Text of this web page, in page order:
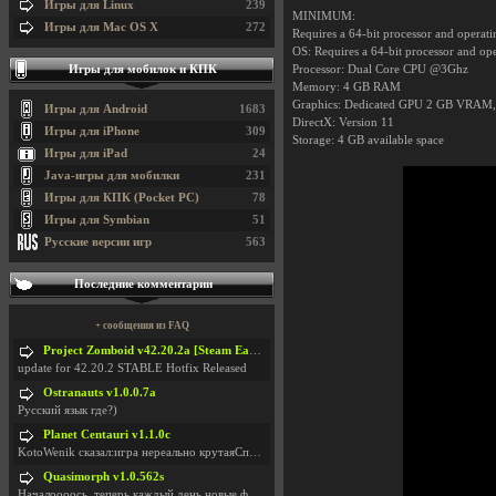
MINIMUM:
Requires a 64-bit processor and
OS: Requires a 64-bit processor and
Processor: Dual Core CPU @3Ghz
Memory: 4 GB RAM
Graphics: Dedicated GPU 2 GB
DirectX: Version 11
Storage: 4 GB available space
239
Игры для Linux
272
Игры для Mac OS X
Игры для мобилок и КПК
1683
Игры для Android
309
Игры для iPhone
24
Игры для iPad
231
Java-игры для мобилки
78
Игры для КПК (Pocket PC)
51
Игры для Symbian
563
Русские версии игр
Последние комментарии
+ сообщения из FAQ
Project Zomboid v42.20.2a [Steam Early Access]
update for 42.20.2 STABLE Hotfix Released
Ostranauts v1.0.0.7a
Русский язык где?)
Planet Centauri v1.1.0c
KotoWenik сказал:игра нереально крутаяСпасибо )))
Quasimorph v1.0.562s